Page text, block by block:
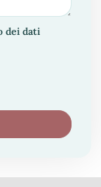
dei dati